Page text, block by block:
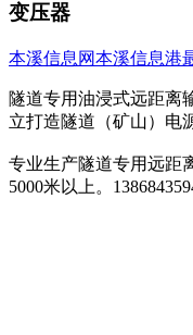
变压器
本溪信息网本溪信息港
隧道专用油浸式远距离
立打造隧道（矿山）电
专业生产隧道专用远距
5000米以上。